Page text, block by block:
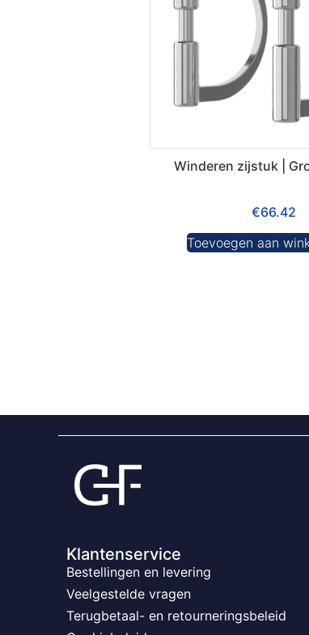
Winderen zijstuk |
€66.42
Toevoegen aan
Klantenservice
Bestellingen en levering
Veelgestelde vragen
Terugbetaal- en retourneringsbeleid